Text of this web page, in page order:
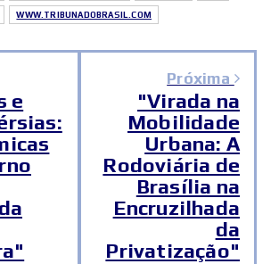
WWW.TRIBUNADOBRASIL.COM
e
Próxima
"Virada na
Mobilidade
Urbana: A
Rodoviária de
Brasília na
Encruzilhada
da
Privatização"